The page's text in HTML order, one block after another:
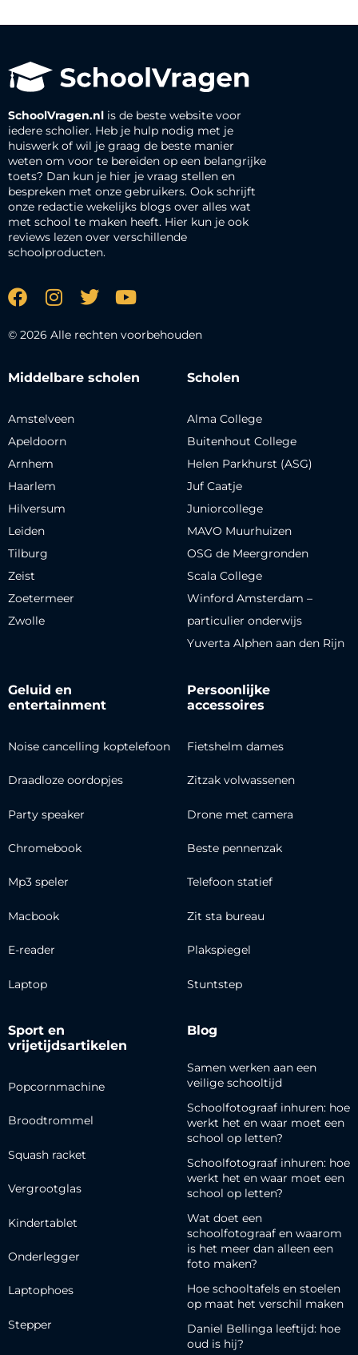
SchoolVragen.nl is de beste website voor
iedere scholier. Heb je hulp nodig met je
huiswerk of wil je graag de beste manier
weten om voor te bereiden op een belangrijke
toets? Dan kun je hier je vraag stellen en
bespreken met onze gebruikers. Ook schrijft
onze redactie wekelijks blogs over alles wat
met school te maken heeft. Hier kun je ook
reviews lezen over verschillende
schoolproducten.
© 2026 Alle rechten voorbehouden
Middelbare scholen
Amstelveen
Apeldoorn
Arnhem
Haarlem
Hilversum
Leiden
Tilburg
Zeist
Zoetermeer
Zwolle
Scholen
Alma College
Buitenhout College
Helen Parkhurst (ASG)
Juf Caatje
Juniorcollege
MAVO Muurhuizen
OSG de Meergronden
Scala College
Winford Amsterdam –
particulier onderwijs
Yuverta Alphen aan den Rijn
Geluid en
entertainment
Noise cancelling koptelefoon
Draadloze oordopjes
Party speaker
Chromebook
Mp3 speler
Macbook
E-reader
Laptop
Persoonlijke
accessoires
Fietshelm dames
Zitzak volwassenen
Drone met camera
Beste pennenzak
Telefoon statief
Zit sta bureau
Plakspiegel
Stuntstep
Sport en
vrijetijdsartikelen
Popcornmachine
Broodtrommel
Squash racket
Vergrootglas
Kindertablet
Onderlegger
Laptophoes
Stepper
Blog
Samen werken aan een
veilige schooltijd
Schoolfotograaf inhuren: hoe
werkt het en waar moet een
school op letten?
Schoolfotograaf inhuren: hoe
werkt het en waar moet een
school op letten?
Wat doet een
schoolfotograaf en waarom
is het meer dan alleen een
foto maken?
Hoe schooltafels en stoelen
op maat het verschil maken
Daniel Bellinga leeftijd: hoe
oud is hij?